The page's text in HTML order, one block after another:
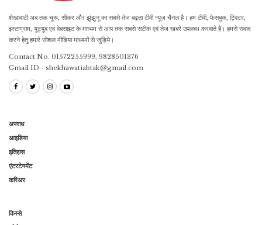
शेखावाटी अब तक चूरू, सीकर और झुंझुनू का सबसे तेज बढ़ता टीवी न्यूज़ चैनल है। हम टीवी, फेसबुक, ट्विटर,
इंस्टाग्राम, यूट्यूब एवं वेबसाइट के माध्यम से आप तक सबसे सटीक एवं तेज खबरें उपलब्ध करवाते है। हमसे संवाद
करने हेतु हमारे सोशल मीडिया माध्यमों से जुड़िये।
Contact No. 01572255999, 9828501376
Gmail ID - shekhawatiabtak@gmail.com
अपराध
आइडिया
इतिहास
एंटरटेनमेंट
करिअर
किस्से